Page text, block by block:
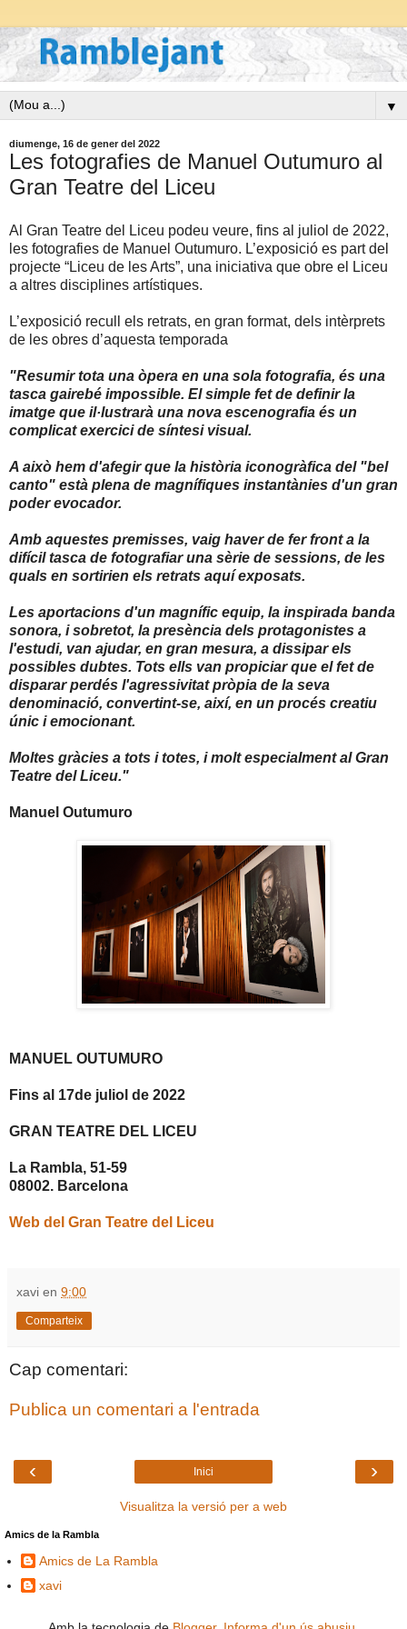
▼
diumenge, 16 de gener del 2022
Les fotografies de Manuel Outumuro al
Gran Teatre del Liceu
Al Gran Teatre del Liceu podeu veure, fins al juliol de 2022,
les fotografies de Manuel Outumuro. L’exposició es part del
projecte “Liceu de les Arts”, una iniciativa que obre el Liceu
a altres disciplines artístiques.
L’exposició recull els retrats, en gran format, dels intèrprets
de les obres d’aquesta temporada
"Resumir tota una òpera en una sola fotografia, és una
tasca gairebé impossible. El simple fet de definir la
imatge que il·lustrarà una nova escenografia és un
complicat exercici de síntesi visual.
A això hem d'afegir que la història iconogràfica del "bel
canto" està plena de magnífiques instantànies d'un gran
poder evocador.
Amb aquestes premisses, vaig haver de fer front a la
difícil tasca de fotografiar una sèrie de sessions, de les
quals en sortirien els retrats aquí exposats.
Les aportacions d'un magnífic equip, la inspirada banda
sonora, i sobretot, la presència dels protagonistes a
l'estudi, van ajudar, en gran mesura, a dissipar els
possibles dubtes. Tots ells van propiciar que el fet de
disparar perdés l'agressivitat pròpia de la seva
denominació, convertint-se, així, en un procés creatiu
únic i emocionant.
Moltes gràcies a tots i totes, i molt especialment al Gran
Teatre del Liceu."
Manuel Outumuro
MANUEL OUTUMURO
Fins al 17de juliol de 2022
GRAN TEATRE DEL LICEU
La Rambla, 51-59
08002. Barcelona
Web del Gran Teatre del Liceu
xavi en 9:00
Comparteix
Cap comentari:
Publica un comentari a l'entrada
‹ ›
Inici
Visualitza la versió per a web
Amics de la Rambla
Amics de La Rambla
xavi